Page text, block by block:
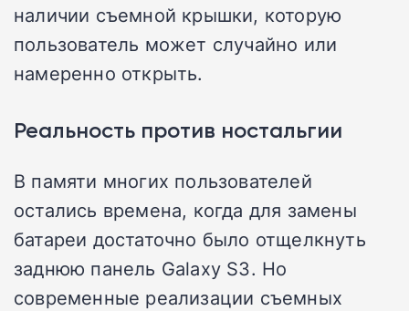
наличии съемной крышки, которую
пользователь может случайно или
намеренно открыть.
Реальность против ностальгии
В памяти многих пользователей
остались времена, когда для замены
батареи достаточно было отщелкнуть
заднюю панель Galaxy S3. Но
современные реализации съемных